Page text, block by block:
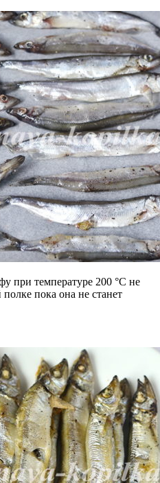
при температуре 200 °С не
пока она не станет